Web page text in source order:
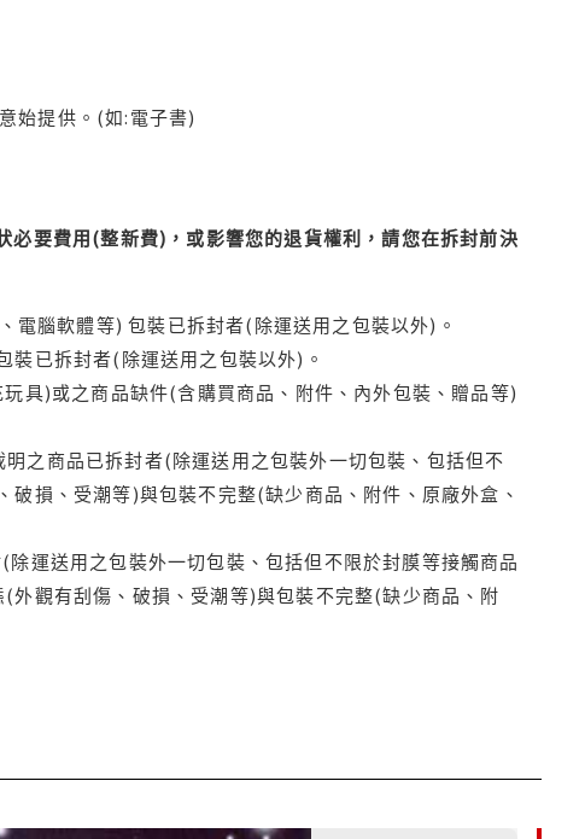
始提供。(如:電子書)
要費用(整新費)，或影響您的退貨權利，請您在拆封前決
電腦軟體等) 包裝已拆封者(除運送用之包裝以外)。
已拆封者(除運送用之包裝以外)。
具)或之商品缺件(含購買商品、附件、內外包裝、贈品等)
之商品已拆封者(除運送用之包裝外一切包裝、包括但不
損、受潮等)與包裝不完整(缺少商品、附件、原廠外盒、
運送用之包裝外一切包裝、包括但不限於封膜等接觸商品
觀有刮傷、破損、受潮等)與包裝不完整(缺少商品、附